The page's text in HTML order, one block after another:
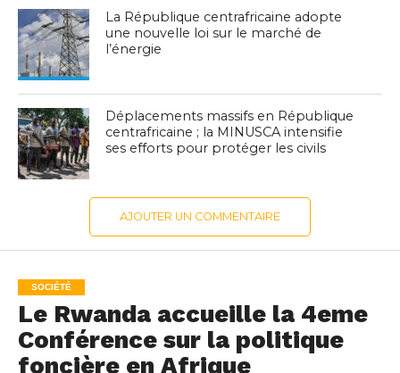
La République centrafricaine adopte
une nouvelle loi sur le marché de
l’énergie
Déplacements massifs en République
centrafricaine ; la MINUSCA intensifie
ses efforts pour protéger les civils
AJOUTER UN COMMENTAIRE
SOCIÉTÉ
Le Rwanda accueille la 4eme
Conférence sur la politique
foncière en Afrique